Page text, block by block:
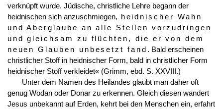
verknüpft wurde. Jüdische, christliche Lehre begann der
heidnischen sich anzuschmiegen, heidnischer Wahn
und Aberglaube an alle Stellen vorzudringen
und gleichsam zu flüchten, die er von dem
neuen Glauben unbesetzt fand . Bald erscheinen
christlicher Stoff in heidnischer Form, bald in christlicher Form
heidnischer Stoff verkleidet« (Grimm, ebd. S. XXVIII.)
Unter dem Namen des Heilandes glaubt man daher oft
genug Wodan oder Donar zu erkennen. Gleich diesen wandert
Jesus unbekannt auf Erden, kehrt bei den Menschen ein, erfahrt